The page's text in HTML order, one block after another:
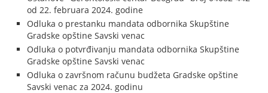
od 22. februara 2024. godine
Odluka o prestanku mandata odbornika Skupštine
Gradske opštine Savski venac
Odluka o potvrđivanju mandata odbornika Skupštine
Gradske opštine Savski venac
Odluka o završnom računu budžeta Gradske opštine
Savski venac za 2024. godinu